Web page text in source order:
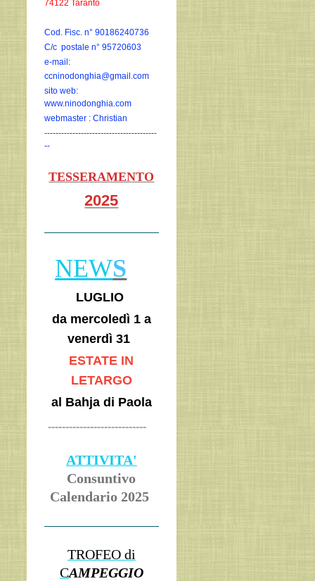
74122 Taranto
Cod. Fisc. n° 90186240736
C/c postale n° 95720603
e-mail:
ccninodonghia@gmail.com
sito web:
www.ninodonghia.com
webmaster : Christian
----------------------------------------
--
TESSERAMENTO
2025
NEWS
LUGLIO
da mercoledì 1 a
venerdì 31
ESTATE IN
LETARGO
al Bahja di Paola
----------------------------
ATTIVITA'
Consuntivo
Calendario 2025
TROFEO di
CAMPEGGIO